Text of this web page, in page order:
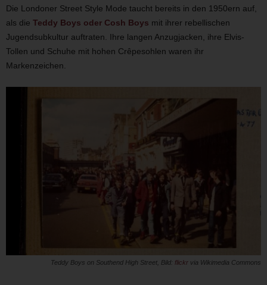
Die Londoner Street Style Mode taucht bereits in den 1950ern auf,
als die Teddy Boys oder Cosh Boys mit ihrer rebellischen
Jugendsubkultur auftraten. Ihre langen Anzugjacken, ihre Elvis-
Tollen und Schuhe mit hohen Crêpesohlen waren ihr
Markenzeichen.
Teddy Boys on Southend High Street, Bild: flickr via Wikimedia Commons